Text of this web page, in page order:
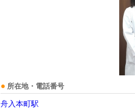
所在地・電話番号
舟入本町駅